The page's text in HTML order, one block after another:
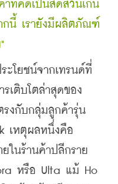
าที่คิดเป็นสัดส่วนเกิน
กนี้ เรายังมีผลิตภัณฑ์
โยชน์จากเทรนด์ที่
รเติบโตล่าสุดของ
รงกับกลุ่มลูกค้ารุ่น
เหตุผลหนึ่งคือ
ในร้านค้าปลีกราย
หรือ Ulta แม้ Ho